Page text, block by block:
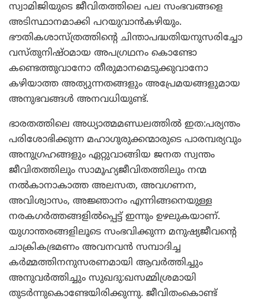
സ്വാമിജിയുടെ ജീവിതത്തിലെ പല സംഭവങ്ങളെ
അടിസ്ഥാനമാക്കി പറയുവാന്‍കഴിയും.
ഭൗതികശാസ്ത്രത്തിന്റെ ചിന്താപദ്ധതിയനുസരിച്ചോ
വസ്തുനിഷ്ഠമായ അപഗ്രഥനം കൊണ്ടോ
കണ്ടെത്തുവാനോ തീരുമാനമെടുക്കുവാനോ
കഴിയാത്ത അത്യുന്നതങ്ങളും അപ്രേമയങ്ങളുമായ
അനുഭവങ്ങള്‍ അനവധിയുണ്ട്.
ഭാരതത്തിലെ അധ്യാത്മമണ്ഡലത്തില്‍ ഇത:പര്യന്തം
പരിശോഭിക്കുന്ന മഹാഗുരുക്കന്മാരുടെ പാരമ്പര്യവും
അനുഗ്രഹങ്ങളും ഏറ്റുവാങ്ങിയ ജനത സ്വന്തം
ജീവിതത്തിലും സാമൂഹ്യജീവിതത്തിലും നന്മ
നല്‍കാനാകാത്ത അലസത, അവഗണന,
അവിശ്വാസം, അജ്ഞാനം എന്നിങ്ങനെയുള്ള
നരകഗര്‍ത്തങ്ങളില്‍പ്പെട്ട് ഇന്നും ഉഴലുകയാണ്.
യുഗാന്തരങ്ങളിലൂടെ സംഭവിക്കുന്ന മനുഷ്യജീവന്റെ
ചാക്രികഭ്രമണം അവനവന്‍ സമ്പാദിച്ച
കര്‍മ്മത്തിനനുസരണമായി ആവര്‍ത്തിച്ചും
അനുവര്‍ത്തിച്ചും സുഖദു:ഖസമ്മിശ്രമായി
തുടര്‍ന്നുകൊണ്ടേയിരിക്കുന്നു. ജീവിതംകൊണ്ട്